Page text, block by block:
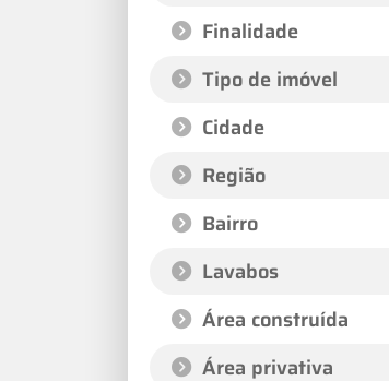
Finalidade
Tipo de imóvel
Cidade
Região
Bairro
Lavabos
Área construída
Área privativa